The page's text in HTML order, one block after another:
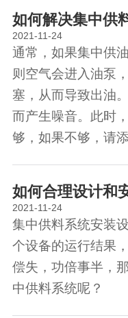
如何解决集中供
2021-11-24
通常，如果集中供
则空气会进入油泵
塞，从而导致出油
而产生噪音。此时
够，如果不够，请
如何合理设计和
2021-11-24
集中供料系统安装
个设备的运行结果
偿失，功倍事半，
中供料系统呢？